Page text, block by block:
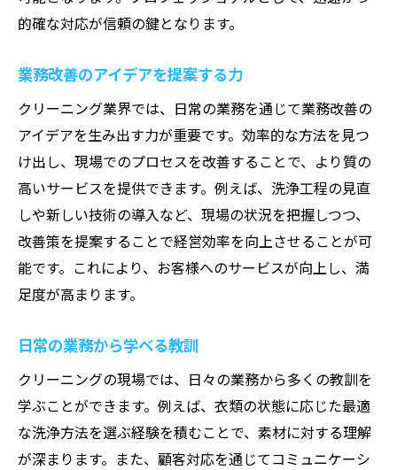
的確な対応が信頼の鍵となります。
業務改善のアイデアを提案する力
クリーニング業界では、日常の業務を通じて業務改善の
アイデアを生み出す力が重要です。効率的な方法を見つ
け出し、現場でのプロセスを改善することで、より質の
高いサービスを提供できます。例えば、洗浄工程の見直
しや新しい技術の導入など、現場の状況を把握しつつ、
改善策を提案することで経営効率を向上させることが可
能です。これにより、お客様へのサービスが向上し、満
足度が高まります。
日常の業務から学べる教訓
クリーニングの現場では、日々の業務から多くの教訓を
学ぶことができます。例えば、衣類の状態に応じた最適
な洗浄方法を選ぶ経験を積むことで、素材に対する理解
が深まります。また、顧客対応を通じてコミュニケーシ